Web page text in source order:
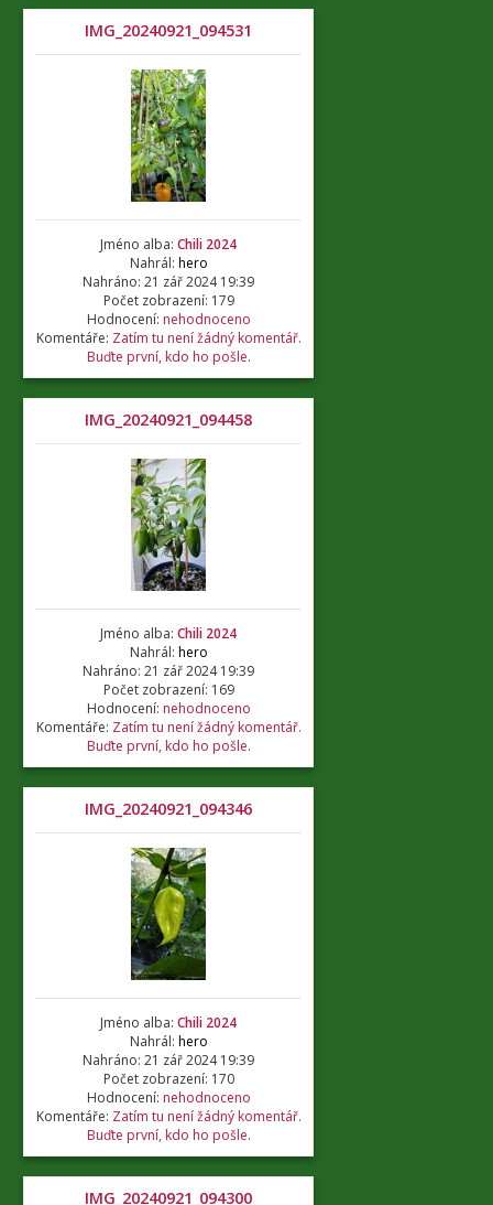
IMG_20240921_094531
Jméno alba: Chili 2024
Nahrál: hero
Nahráno: 21 zář 2024 19:39
Počet zobrazení: 179
Hodnocení: nehodnoceno
Komentáře: Zatím tu není žádný komentář.
Buďte první, kdo ho pošle.
IMG_20240921_094458
Jméno alba: Chili 2024
Nahrál: hero
Nahráno: 21 zář 2024 19:39
Počet zobrazení: 169
Hodnocení: nehodnoceno
Komentáře: Zatím tu není žádný komentář.
Buďte první, kdo ho pošle.
IMG_20240921_094346
Jméno alba: Chili 2024
Nahrál: hero
Nahráno: 21 zář 2024 19:39
Počet zobrazení: 170
Hodnocení: nehodnoceno
Komentáře: Zatím tu není žádný komentář.
Buďte první, kdo ho pošle.
IMG_20240921_094300